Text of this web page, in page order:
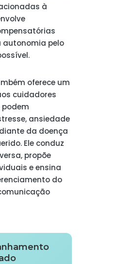
à
autonomia pelo
oferece um
cuidadores
ansiedade
da doença
Ele conduz
propõe
e ensina
do